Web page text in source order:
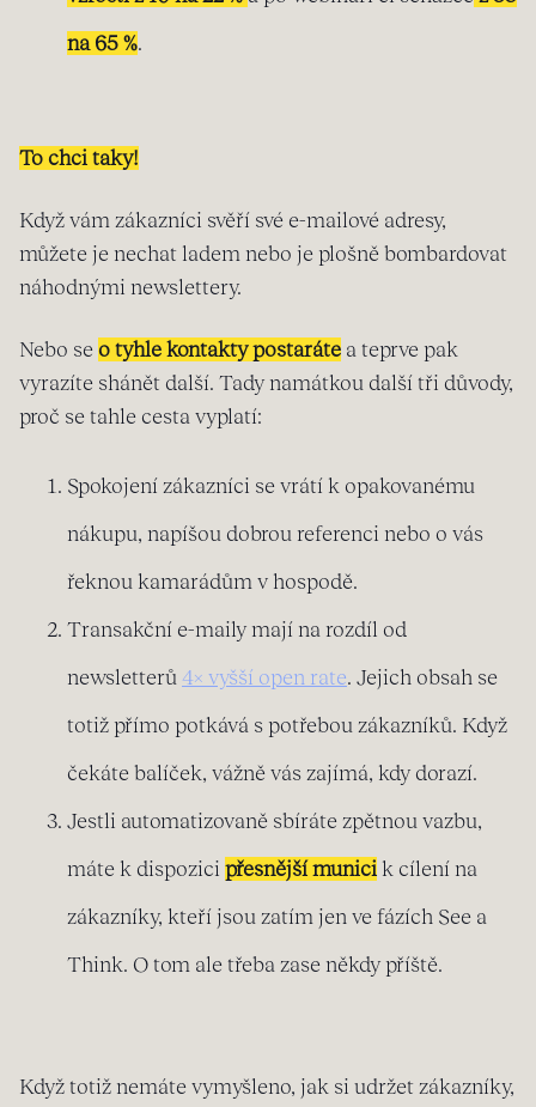
na 65 %.
To chci taky!
Když vám zákazníci svěří své e-mailové adresy,
můžete je nechat ladem nebo je plošně bombardovat
náhodnými newslettery.
Nebo se o tyhle kontakty postaráte a teprve pak
vyrazíte shánět další. Tady namátkou další tři důvody,
proč se tahle cesta vyplatí:
Spokojení zákazníci se vrátí k opakovanému
nákupu, napíšou dobrou referenci nebo o vás
řeknou kamarádům v hospodě.
Transakční e-maily mají na rozdíl od
newsletterů 4× vyšší open rate. Jejich obsah se
totiž přímo potkává s potřebou zákazníků. Když
čekáte balíček, vážně vás zajímá, kdy dorazí.
Jestli automatizovaně sbíráte zpětnou vazbu,
máte k dispozici přesnější munici k cílení na
zákazníky, kteří jsou zatím jen ve fázích See a
Think. O tom ale třeba zase někdy příště.
Když totiž nemáte vymyšleno, jak si udržet zákazníky,